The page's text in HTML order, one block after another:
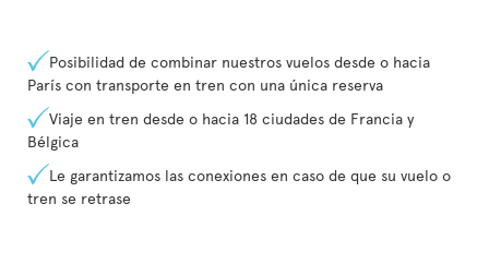
Posibilidad de combinar nuestros vuelos desde o hacia
París con transporte en tren con una única reserva
Viaje en tren desde o hacia 18 ciudades de Francia y
Bélgica
Le garantizamos las conexiones en caso de que su vuelo o
tren se retrase